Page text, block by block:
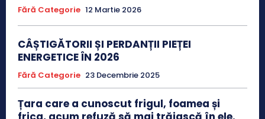
Fără Categorie 12 Martie 2026
CÂȘTIGĂTORII ȘI PERDANȚII PIEȚEI
ENERGETICE ÎN 2026
Fără Categorie 23 Decembrie 2025
Țara care a cunoscut frigul, foamea și